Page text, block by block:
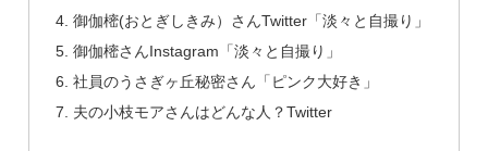
御伽樒(おとぎしきみ）さんTwitter「淡々と自撮り」
御伽樒さんInstagram「淡々と自撮り」
社員のうさぎヶ丘秘密さん「ピンク大好き」
夫の小枝モアさんはどんな人？Twitter